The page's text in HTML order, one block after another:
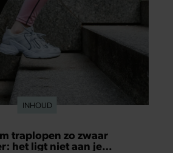
INHOUD
traplopen zo zwaar
het ligt niet aan je